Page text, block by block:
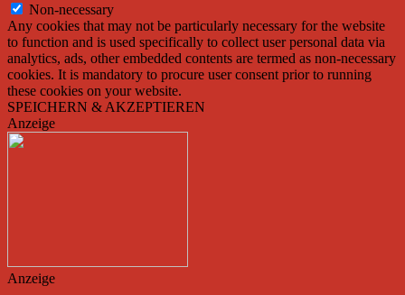
Non-necessary
Any cookies that may not be particularly necessary for the website
to function and is used specifically to collect user personal data via
analytics, ads, other embedded contents are termed as non-necessary
cookies. It is mandatory to procure user consent prior to running
these cookies on your website.
SPEICHERN & AKZEPTIEREN
Anzeige
Anzeige